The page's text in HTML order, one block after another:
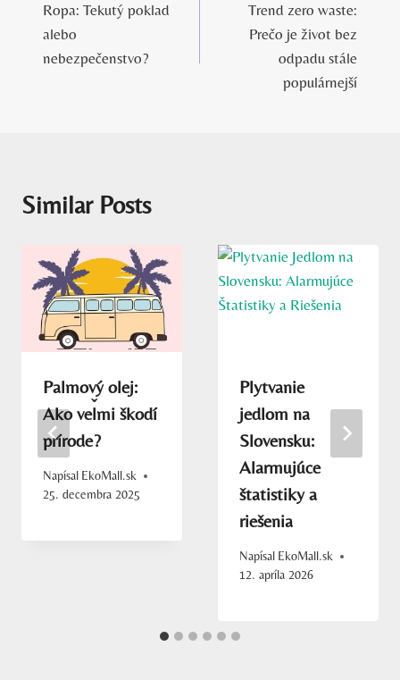
v
článku
Ropa: Tekutý poklad
alebo
nebezpečenstvo?
Trend zero waste:
Prečo je život bez
odpadu stále
populárnejší
Similar Posts
Palmový olej:
Ako veľmi škodí
prírode?
Napísal EkoMall.sk
25. decembra 2025
Plytvanie
jedlom na
Slovensku:
Alarmujúce
štatistiky a
riešenia
Napísal EkoMall.sk
12. apríla 2026